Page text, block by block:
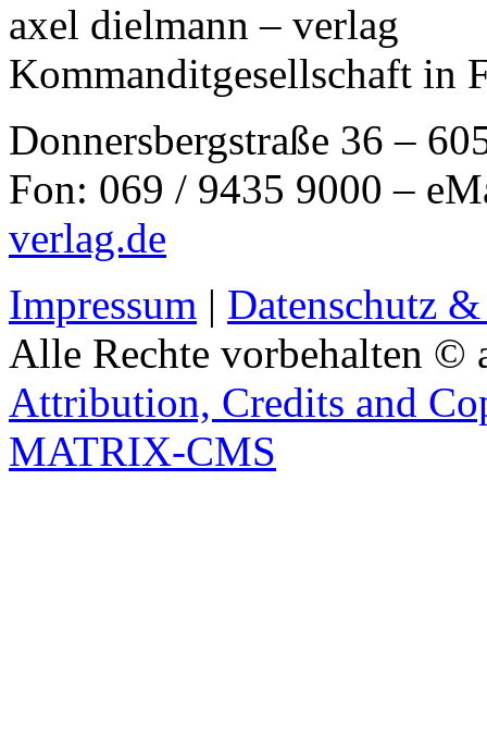
axel dielmann – verlag
Kommanditgesellschaft in
Donnersbergstraße 36 –
Fon: 069 / 9435 9000 –
verlag.de
Impressum | Datenschutz
Alle Rechte vorbehalten ©
Attribution, Credits and
MATRIX-CMS